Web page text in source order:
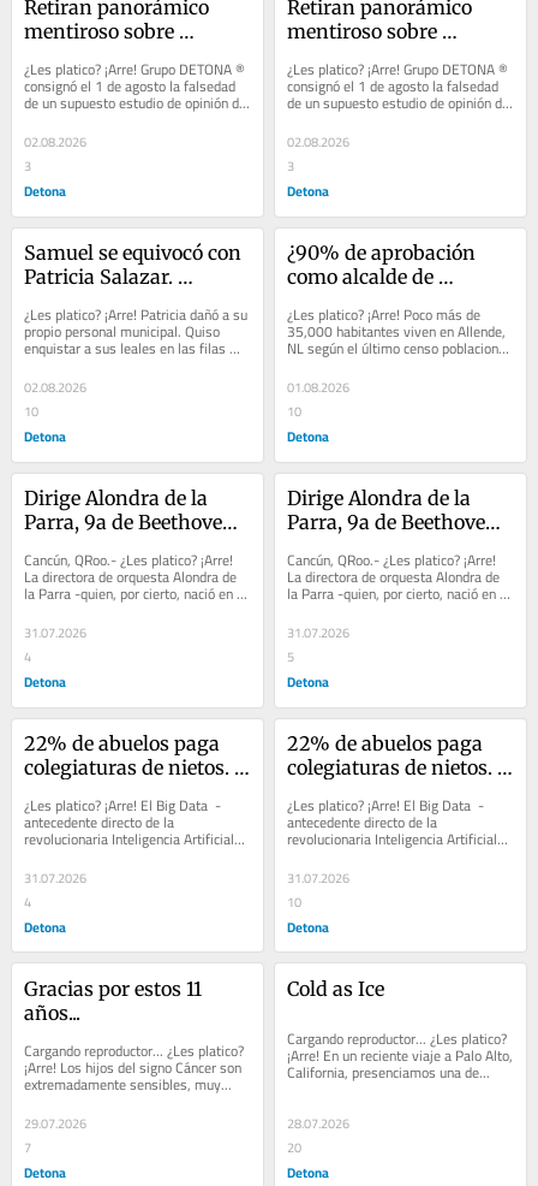
Retiran panorámico
mentiroso sobre
alcalde de Allende, NL
¿Les platico? ¡Arre! Grupo DETONA ®
consignó el 1 de agosto la falsedad
de un supuesto estudio de opinión de
cierto periódico oriundo de...
02.08.2026
3
Detona
Retiran panorámico
mentiroso sobre
alcalde de Allende, NL
¿Les platico? ¡Arre! Grupo DETONA ®
consignó el 1 de agosto la falsedad
de un supuesto estudio de opinión de
cierto periódico oriundo de...
02.08.2026
3
Detona
Samuel se equivocó con
Patricia Salazar.
¿Les platico? ¡Arre! Patricia dañó a su
propio personal municipal. Quiso
enquistar a sus leales en las filas
sindicales pero se topó con...
02.08.2026
10
Detona
¿90% de aprobación
como alcalde de
en San Pedro
¿Les platico? ¡Arre! Poco más de
35,000 habitantes viven en Allende,
NL según el último censo poblacional
del INEGI en 2020. La lista...
01.08.2026
10
Detona
Dirige Alondra de la
Parra, 9a de Beethoven
fracturado
Cancún, QRoo.- ¿Les platico? ¡Arre!
La directora de orquesta Alondra de
la Parra -quien, por cierto, nació en
Nueva York el año 1980 y a...
31.07.2026
4
Detona
Dirige Alondra de la
Parra, 9a de Beethoven
fracturado
Cancún, QRoo.- ¿Les platico? ¡Arre!
La directora de orquesta Alondra de
la Parra -quien, por cierto, nació en
Nueva York el año 1980 y a...
31.07.2026
5
Detona
22% de abuelos paga
colegiaturas de nietos.
unis fomentan
huevonería, no
¿Les platico? ¡Arre! El Big Data  -
antecedente directo de la
revolucionaria Inteligencia Artificial-
es demoledor con la información que
arroja...
31.07.2026
4
Detona
22% de abuelos paga
colegiaturas de nietos.
unis fomentan
huevonería, no
¿Les platico? ¡Arre! El Big Data  -
antecedente directo de la
revolucionaria Inteligencia Artificial-
es demoledor con la información que
arroja...
31.07.2026
10
Detona
Gracias por estos 11
años...
Cargando reproductor... ¿Les platico?
¡Arre! Los hijos del signo Cáncer son
extremadamente sensibles, muy...
29.07.2026
7
Detona
Cold as Ice
Cargando reproductor... ¿Les platico?
¡Arre! En un reciente viaje a Palo Alto,
California, presenciamos una de...
28.07.2026
20
Detona